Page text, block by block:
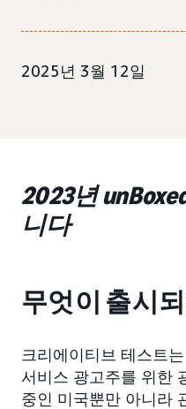
2025년 3월 12일
2023년
니다
무엇이 출시
크리에이티브 테스트
서비스 광고주를 위한
중인 미국뿐만 아니라